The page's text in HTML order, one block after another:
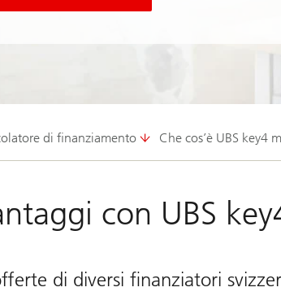
di finanziamento Che cos’è UBS key4
con UBS
di diversi finanziatori